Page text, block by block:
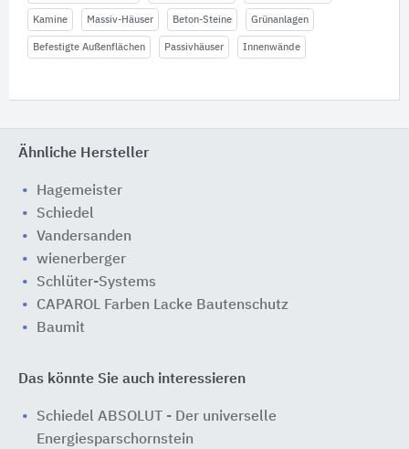
Kamine Massiv-Häuser Beton-Steine Grünanlagen
Befestigte Außenflächen Passivhäuser Innenwände
Ähnliche Hersteller
Hagemeister
Schiedel
Vandersanden
wienerberger
Schlüter-Systems
CAPAROL Farben Lacke Bautenschutz
Baumit
Das könnte Sie auch interessieren
Schiedel ABSOLUT - Der universelle
Energiesparschornstein